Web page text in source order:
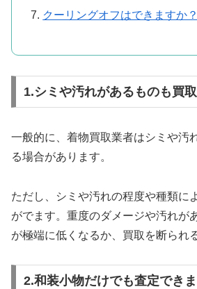
クーリングオフはできますか？
1.シミや汚れがあるものも買
一般的に、着物買取業者はシミや汚
る場合があります。
ただし、シミや汚れの程度や種類に
がでます。重度のダメージや汚れが
が極端に低くなるか、買取を断られ
2.和装小物だけでも査定でき